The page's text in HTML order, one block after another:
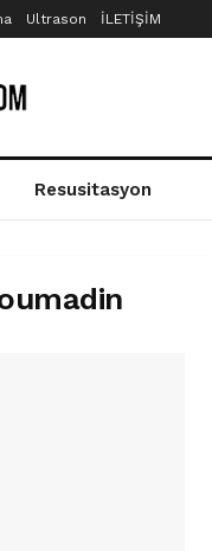
Ultrason İLETİŞİM
Resusitasyon